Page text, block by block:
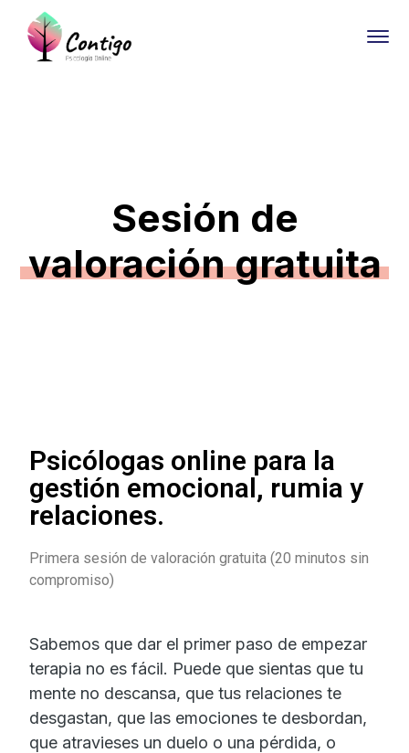
Sesión de
valoración gratuita
Psicólogas online para la
gestión emocional, rumia y
relaciones.
Primera sesión de valoración gratuita (20 minutos sin
compromiso)
Sabemos que dar el primer paso de empezar
terapia no es fácil. Puede que sientas que tu
mente no descansa, que tus relaciones te
desgastan, que las emociones te desbordan,
que atravieses un duelo o una pérdida, o